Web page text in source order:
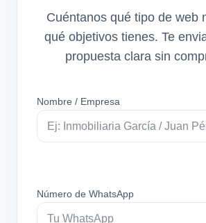
Cuéntanos qué tipo de web
qué objetivos tienes. Te
propuesta clara sin
Nombre / Empresa
Número de WhatsApp